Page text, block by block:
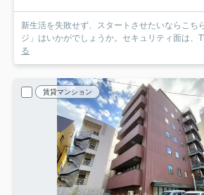
新生活を失敗せず、スタートさせたいならこち
ジ」はいかがでしょうか。セキュリティ面は、
る
賃貸マンション